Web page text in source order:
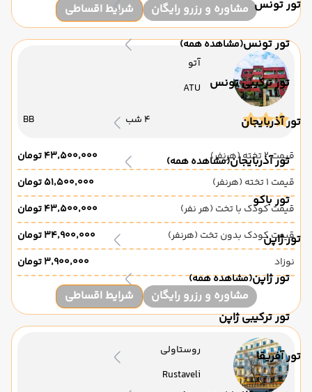
تور تونس
تور تونس(مشاهده همه)
تور ترکیبی تونس
تور آذربایجان
تور آذربایجان(مشاهده همه)
تور باکو
تور ژاپن
تور ژاپن(مشاهده همه)
تور ترکیبی ژاپن
تور آفریقا
مشاوره و رزرو رایگان شرایط اقساطی
آتو
ATU
4 شب BB
قیمت 2 تخته (هرنفر)
۴۳٬۵۰۰٬۰۰۰ تومان
قیمت 1 تخته (هرنفر)
۵۱٬۵۰۰٬۰۰۰ تومان
قیمت کودک با تخت (هر نفر)
۴۳٬۵۰۰٬۰۰۰ تومان
قیمت کودک بدون تخت (هرنفر)
۳۴٬۹۰۰٬۰۰۰ تومان
نوزاد
۳٬۹۰۰٬۰۰۰ تومان
مشاوره و رزرو رایگان شرایط اقساطی
روستاولی
Rustaveli